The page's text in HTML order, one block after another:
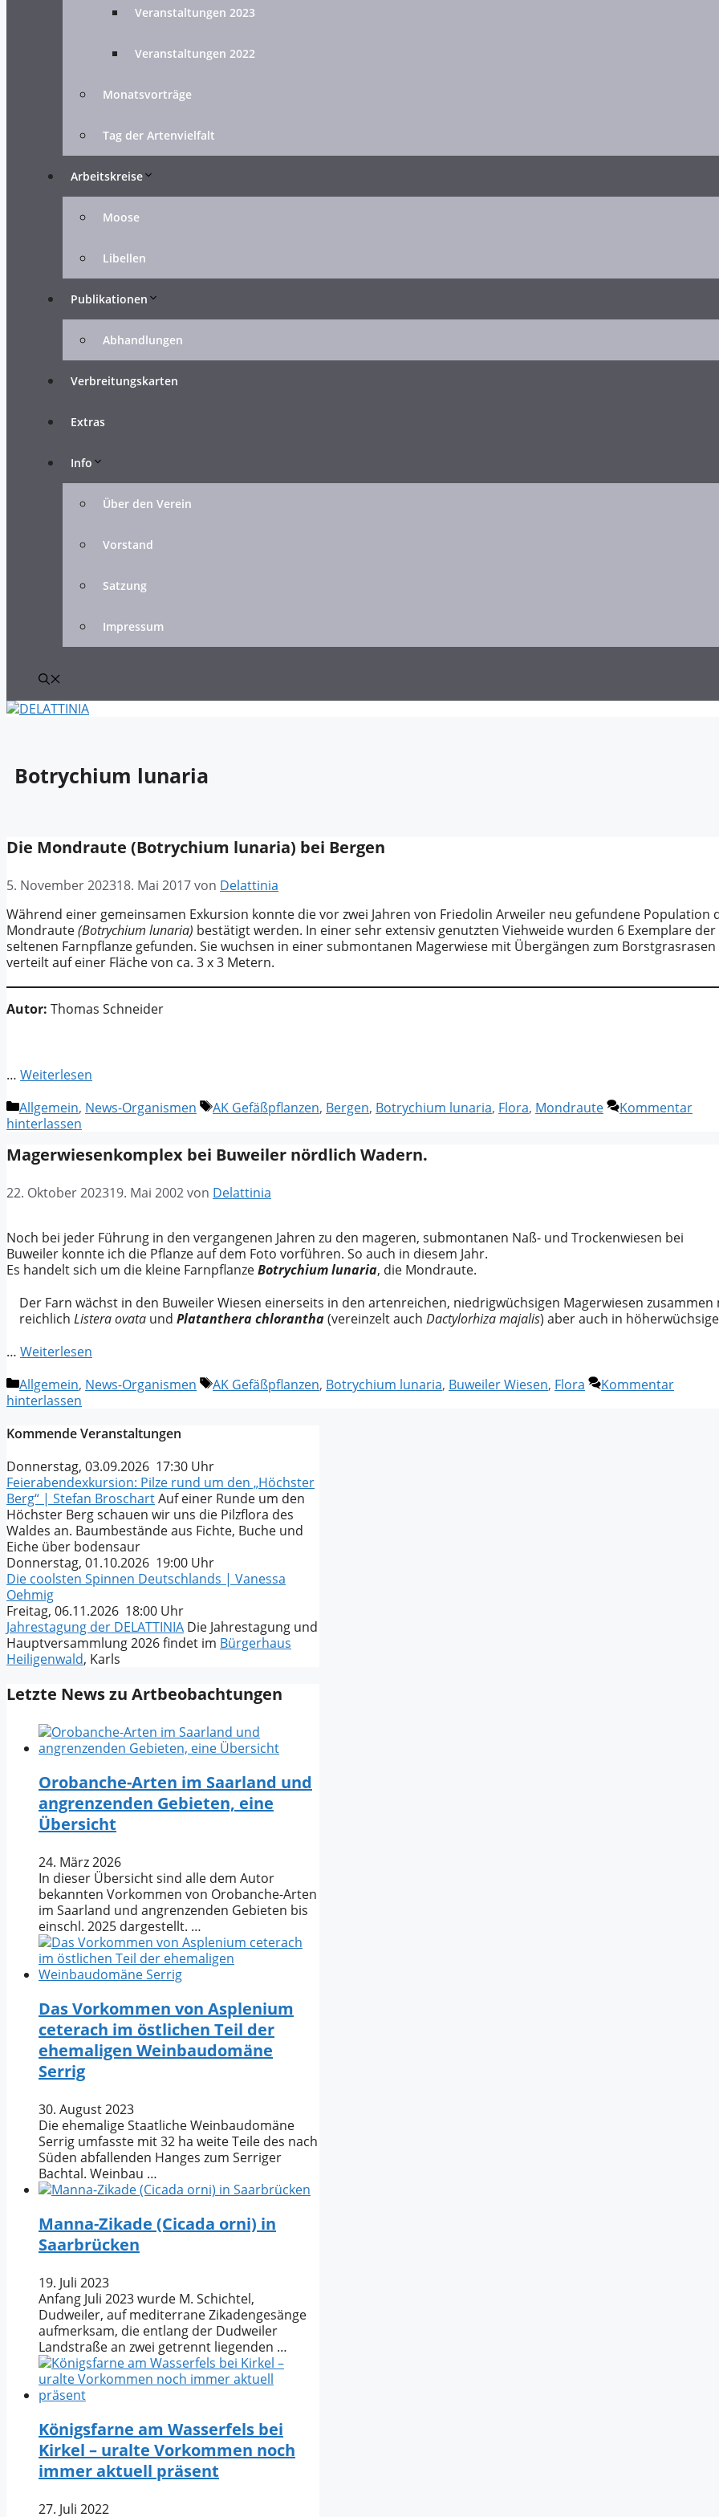
Veranstaltungen 2023
Veranstaltungen 2022
Monatsvorträge
Tag der Artenvielfalt
Arbeitskreise
Moose
Libellen
Publikationen
Abhandlungen
Verbreitungskarten
Extras
Info
Über den Verein
Vorstand
Satzung
Impressum
Botrychium lunaria
Die Mondraute (Botrychium lunaria) bei Bergen
5. November 202318. Mai 2017von Delattinia
Während einer gemeinsamen Exkursion konnte die vor zwei Jahren von Friedolin Arweiler neu gefundene Population
Mondraute(Botrychium lunaria) bestätigt werden. In einer sehr extensiv genutzten Viehweide wurden 6 Exemplare der
seltenen Farnpflanze gefunden. Sie wuchsen in einer submontanen Magerwiese mit Übergängen zum Borstgrasrasen
verteilt auf einer Fläche von ca. 3 x 3 Metern.
Autor: Thomas Schneider
… Weiterlesen
Kategorien
Allgemein, News-Organismen Schlagwörter
AK Gefäßpflanzen, Bergen, Botrychium lunaria, Flora, Mondraute
Kommentar
hinterlassen
Magerwiesenkomplex bei Buweiler nördlich Wadern.
22. Oktober 202319. Mai 2002von Delattinia
Noch bei jeder Führung in den vergangenen Jahren zu den mageren, submontanen Naß- und Trockenwiesen bei
Buweiler konnte ich die Pflanze auf dem Foto vorführen. So auch in diesem Jahr.
Es handelt sich um die kleine FarnpflanzeBotrychium lunaria, die Mondraute.
Der Farn wächst in den Buweiler Wiesen einerseits in den artenreichen, niedrigwüchsigen Magerwiesen zusammen
reichlich Listera ovata und Platanthera chlorantha(vereinzelt auch Dactylorhiza majalis) aber auch in
… Weiterlesen
Kategorien
Allgemein, News-Organismen Schlagwörter
AK Gefäßpflanzen, Botrychium lunaria, Buweiler Wiesen, Flora
Kommentar
hinterlassen
Kommende Veranstaltungen
Donnerstag, 03.09.2026 17:30 Uhr
Feierabendexkursion: Pilze rund um den „Höchster
Berg“ | Stefan BroschartAuf einer Runde um den
Höchster Berg schauen wir uns die Pilzflora des
Waldes an. Baumbestände aus Fichte, Buche und
Eiche über bodensaur
Donnerstag, 01.10.2026 19:00 Uhr
Die coolsten Spinnen Deutschlands | Vanessa
Oehmig
Freitag, 06.11.2026 18:00 Uhr
Jahrestagung der DELATTINIA Die Jahrestagung und
Hauptversammlung 2026 findet im Bürgerhaus
Heiligenwald, Karls
Letzte News zu Artbeobachtungen
Orobanche-Arten im Saarland und
angrenzenden Gebieten, eine
Übersicht
24. März 2026
In dieser Übersicht sind alle dem Autor
bekannten Vorkommen von Orobanche-Arten
im Saarland und angrenzenden Gebieten bis
einschl. 2025 dargestellt. …
Das Vorkommen von Asplenium
ceterach im östlichen Teil der
ehemaligen Weinbaudomäne
Serrig
30. August 2023
Die ehemalige Staatliche Weinbaudomäne
Serrig umfasste mit 32 ha weite Teile des nach
Süden abfallenden Hanges zum Serriger
Bachtal. Weinbau …
Manna-Zikade (Cicada orni) in
Saarbrücken
19. Juli 2023
Anfang Juli 2023 wurde M. Schichtel,
Dudweiler, auf mediterrane Zikadengesänge
aufmerksam, die entlang der Dudweiler
Landstraße an zwei getrennt liegenden …
Königsfarne am Wasserfels bei
Kirkel – uralte Vorkommen noch
immer aktuell präsent
27. Juli 2022